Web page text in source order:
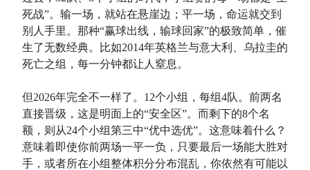
死战”。输一场，就站在悬崖边；平一场，命运就交到
别人手里。那种“赢球出线，输球回家”的极致简单，催
生了无数经典。比如2014年英格兰与意大利、乌拉圭的
死亡之组，每一分钟都让人窒息。
但2026年完全不一样了。12个小组，每组4队。前两名
直接晋级，这是明面上的“安全区”。而剩下的8个名
额，则从24个小组第三中“优中选优”。这意味着什么？
意味着即使你前两场一平一负，只要最后一场能大胜对
手，或者所在小组整体积分分布混乱，你依然有可能以